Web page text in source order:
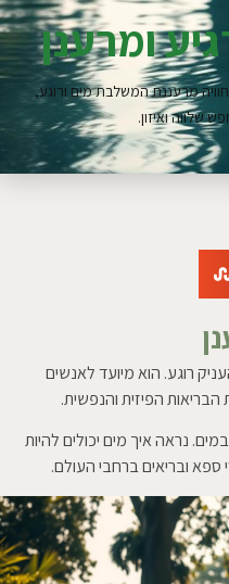
ומרענן
מרעננת המשלבת מים ורוגע,
שלווה ואיזון.
רוגע. הוא מיועד לאנשים
הבריאות הפיזית והנפשית.
נראה איך מים יכולים להיות
ספא ובריאים ברחבי העולם.